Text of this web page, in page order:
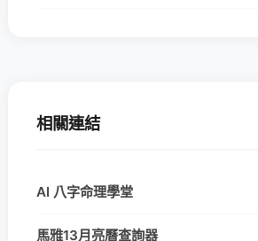
相關連結
AI 八字命理學堂
馬雅13月亮曆查詢器